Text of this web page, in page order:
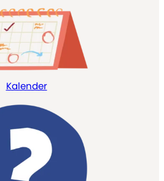
Kalender